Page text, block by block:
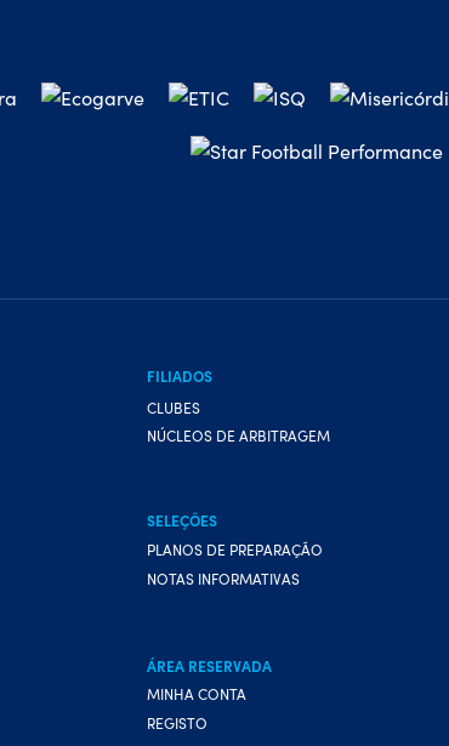
FILIADOS
CLUBES
NÚCLEOS DE ARBITRAGEM
SELEÇÕES
PLANOS DE PREPARAÇÃO
NOTAS INFORMATIVAS
ÁREA RESERVADA
MINHA CONTA
REGISTO